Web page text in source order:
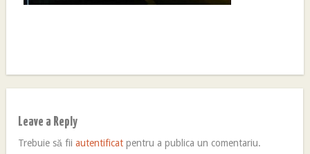
Leave a Reply
Trebuie să fiiautentificat pentru a publica un comentariu.